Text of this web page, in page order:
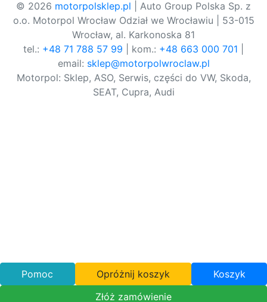
© 2026 motorpolsklep.pl | Auto Group Polska Sp. z
o.o. Motorpol Wrocław Odział we Wrocławiu | 53-015
Wrocław, al. Karkonoska 81
tel.: +48 71 788 57 99 | kom.: +48 663 000 701
email: sklep@motorpolwroclaw.pl
Motorpol: Sklep, ASO, Serwis, części do VW, Skoda,
SEAT, Cupra, Audi
Pomoc Opróżnij koszyk
Koszyk
Złóż zamówienie